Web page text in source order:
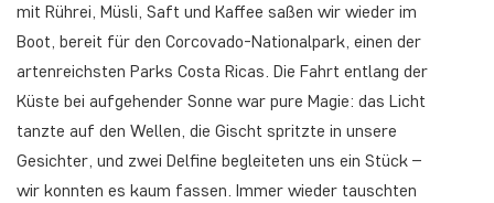
mit Rührei, Müsli, Saft und Kaffee saßen wir wieder im
Boot, bereit für den Corcovado-Nationalpark, einen der
artenreichsten Parks Costa Ricas. Die Fahrt entlang der
Küste bei aufgehender Sonne war pure Magie: das Licht
tanzte auf den Wellen, die Gischt spritzte in unsere
Gesichter, und zwei Delfine begleiteten uns ein Stück –
wir konnten es kaum fassen. Immer wieder tauschten